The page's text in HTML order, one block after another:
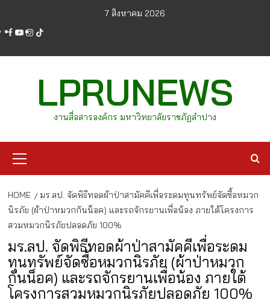
content
7 สิงหาคม 2026
facebook
youtube
instagram
tiktok
LPRUNEWS
งานสื่อสารองค์กร มหาวิทยาลัยราชภัฏลำปาง
Menu
HOME
มร.ลป. จัดพิธีทอดผ้าป่าสามัคคีเพื่อระดมทุนทรัพย์จัดซื้อหมวก
นิรภัย (ผ้าป่าหมวกกันน็อค) และรถจักรยานเพื่อน้อง ภายใต้โครงการ
สวมหมวกนิรภัยปลอดภัย 100%
มร.ลป. จัดพิธีทอดผ้าป่าสามัคคีเพื่อระดม
ทุนทรัพย์จัดซื้อหมวกนิรภัย (ผ้าป่าหมวก
กันน็อค) และรถจักรยานเพื่อน้อง ภายใต้
โครงการสวมหมวกนิรภัยปลอดภัย 100%